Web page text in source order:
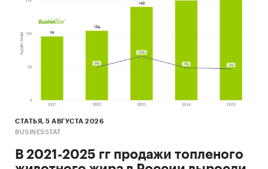
СТАТЬЯ, 5 АВГУСТА 2026
BUSINESSTAT
В 2021-2025 гг продажи топленого